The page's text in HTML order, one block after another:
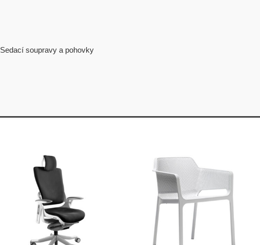
Sedací soupravy a pohovky